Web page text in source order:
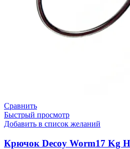
Сравнить
Быстрый просмотр
Добавить в список желаний
Крючок Decoy Worm17 Kg